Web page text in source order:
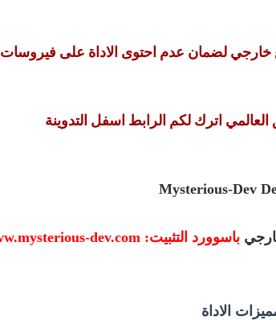
خارجي لضمان عدم احتوى الاداة على فيروسات
اترك لكم الرابط اسفل التدوينة
Mysterious-Dev
باسوورد التثبيت: www.mysterious-dev.com
الاداة